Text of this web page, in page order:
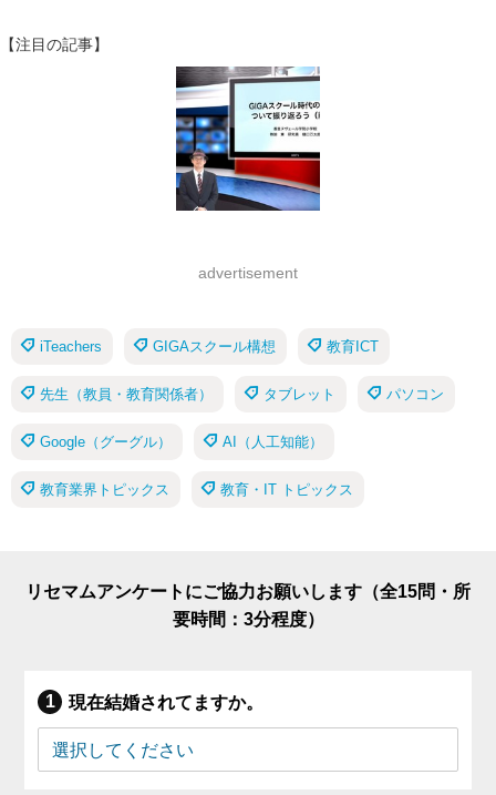
【注目の記事】
advertisement
iTeachers GIGAスクール構想 教育ICT
先生（教員・教育関係者） タブレット パソコン
Google（グーグル） AI（人工知能）
教育業界トピックス 教育・IT トピックス
リセマムアンケートにご協力お願いします（全15問・所
要時間：3分程度）
現在結婚されてますか。